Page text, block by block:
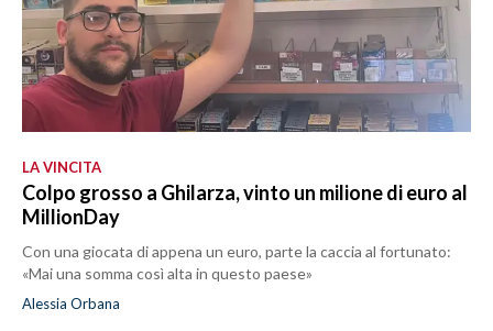
LA VINCITA
Colpo grosso a Ghilarza, vinto un milione di euro al
MillionDay
Con una giocata di appena un euro, parte la caccia al fortunato:
«Mai una somma così alta in questo paese»
Alessia Orbana